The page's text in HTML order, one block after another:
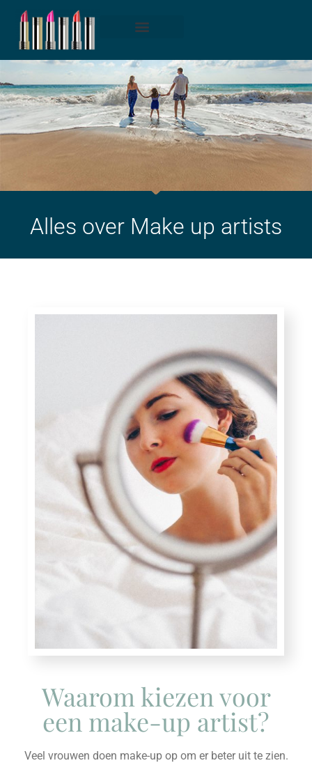
Alles over Make up artists
Waarom kiezen voor
een make-up artist?
Veel vrouwen doen make-up op om er beter uit te zien.